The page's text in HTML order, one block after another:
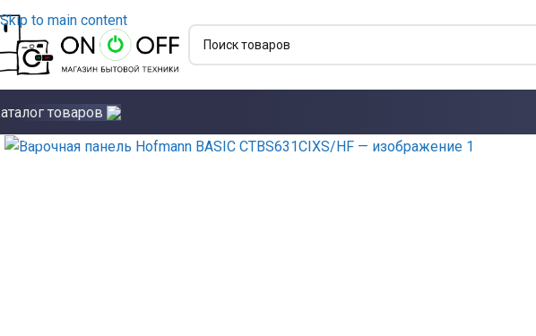
Skip to main content
товаров
Click to enlarge